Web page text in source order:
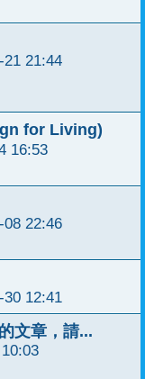
21 21:44
for Living)
16:53
08 22:46
30 12:41
文章，請...